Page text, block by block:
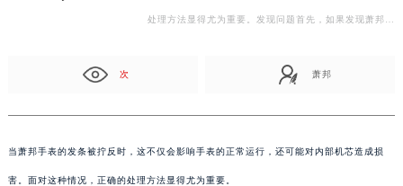
处理方法显得尤为重要。发现问题首先，如果发现萧邦
次 萧邦
当萧邦手表的发条被拧反时，这不仅会影响手表的正常运行，还可能对内部机芯造成损
害。面对这种情况，正确的处理方法显得尤为重要。